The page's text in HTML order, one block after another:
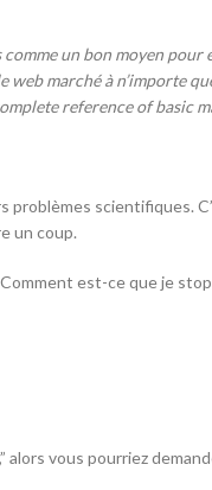
un bon moyen pour
web marché à n’importe
reference of basic
scientifiques.
un coup.
est-ce que je
vous pourriez